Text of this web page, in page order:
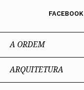
FACEBOOK
A ORDEM
Ordem dos Arquitectos
Sobre a OA
ARQUITETURA